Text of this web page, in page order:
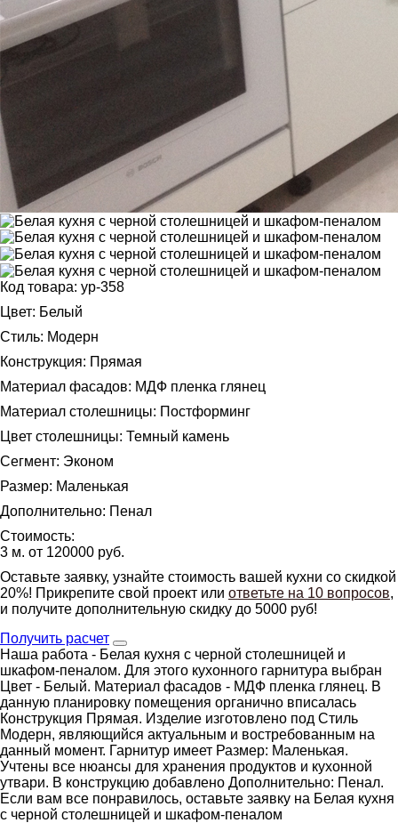
Код товара: ур-358
Цвет: Белый
Стиль: Модерн
Конструкция: Прямая
Материал фасадов: МДФ пленка глянец
Материал столешницы: Постформинг
Цвет столешницы: Темный камень
Сегмент: Эконом
Размер: Маленькая
Дополнительно: Пенал
Стоимость:
3 м. от 120000 руб.
Оставьте заявку, узнайте стоимость вашей кухни со скидкой
20%! Прикрепите свой проект или ответьте на 10 вопросов,
и получите дополнительную скидку до 5000 руб!
Получить расчет
Наша работа - Белая кухня с черной столешницей и
шкафом-пеналом. Для этого кухонного гарнитура выбран
Цвет - Белый. Материал фасадов - МДФ пленка глянец. В
данную планировку помещения органично вписалась
Конструкция Прямая. Изделие изготовлено под Стиль
Модерн, являющийся актуальным и востребованным на
данный момент. Гарнитур имеет Размер: Маленькая.
Учтены все нюансы для хранения продуктов и кухонной
утвари. В конструкцию добавлено Дополнительно: Пенал.
Если вам все понравилось, оставьте заявку на Белая кухня
с черной столешницей и шкафом-пеналом